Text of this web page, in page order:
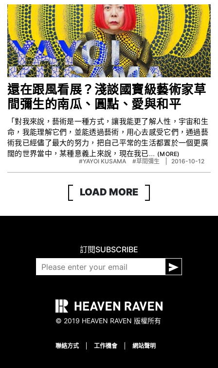
還在跟風看展？淺談國寶級藝術家草
間彌生的南瓜、圓點、愛與和平
「對我來說，藝術是一種方式，讓我能更了解人性，宇宙和生
命，我能理解它們，並能透過藝術，用心去感受它們，通過藝
術我已經儘了最大的努力，把自己平常的生活都置於一個更廣
闊的世界當中，某種意義上來說，現在我已...
#YAYOI KUSAMA #草間彌生 2016-10-12
LOAD MORE
訂閱SUBSCRIBE
© 2019 HEAVEN RAVEN 版權所有
聯絡方式 工作機會 網站聲明